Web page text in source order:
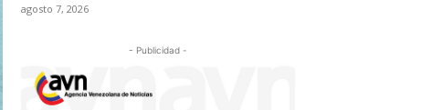
agosto 7, 2026
- Publicidad -